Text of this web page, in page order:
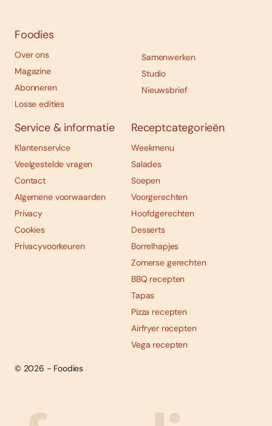
Foodies
Over ons
Magazine
Abonneren
Losse edities
Samenwerken
Studio
Nieuwsbrief
Service & informatie
Klantenservice
Veelgestelde vragen
Contact
Algemene voorwaarden
Privacy
Cookies
Privacyvoorkeuren
Receptcategorieën
Weekmenu
Salades
Soepen
Voorgerechten
Hoofdgerechten
Desserts
Borrelhapjes
Zomerse gerechten
BBQ recepten
Tapas
Pizza recepten
Airfryer recepten
Vega recepten
© 2026 - Foodies